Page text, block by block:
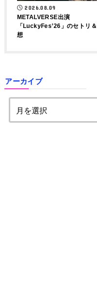
2026.08.09
METALVERSE出演
「LuckyFes’26」のセトリ
想
アーカイブ